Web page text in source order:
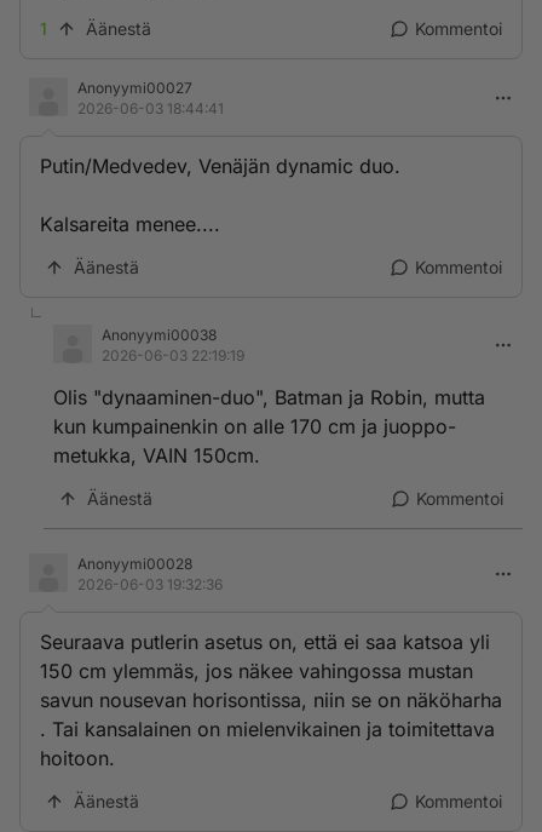
1 Äänestä Kommentoi
Anonyymi00027
2026-06-03 18:44:41
Putin/Medvedev, Venäjän dynamic duo.
Kalsareita menee....
Äänestä Kommentoi
Anonyymi00038
2026-06-03 22:19:19
Olis "dynaaminen-duo", Batman ja Robin, mutta
kun kumpainenkin on alle 170 cm ja juoppo-
metukka, VAIN 150cm.
Äänestä Kommentoi
Anonyymi00028
2026-06-03 19:32:36
Seuraava putlerin asetus on, että ei saa katsoa yli
150 cm ylemmäs, jos näkee vahingossa mustan
savun nousevan horisontissa, niin se on näköharha
. Tai kansalainen on mielenvikainen ja toimitettava
hoitoon.
Äänestä Kommentoi